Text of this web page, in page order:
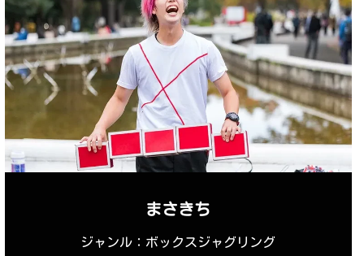
まさきち
ジャンル：ボックスジャグリング